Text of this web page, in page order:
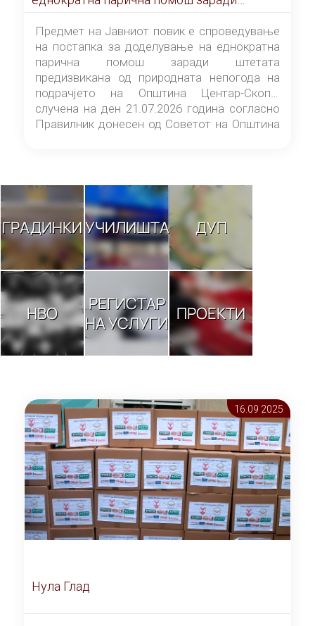
штетата предизвикана од природната
непогода на подрачјето на Општина
Центар-Скопје случена на ден 21.07.2026
година
Предмет на Јавниот повик е спроведување
на постапка за доделување на еднократна
парична помош заради штетата
предизвикана од природната непогода на
подрачјето на Општина Центар-Скопје
случена на ден 21.07.2026 година согласно
Правилник донесен од Советот на Општина
ГРАДИНКИУЧИЛИШТА ДУП
НВО
РЕГИСТАР
НА УСЛУГИ ПРОЕКТИ
16.09 2025
Нула Глад